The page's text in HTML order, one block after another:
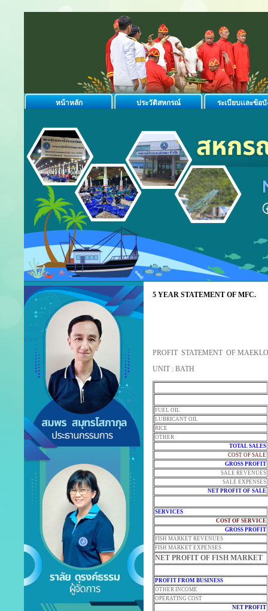
หน้าหลัก ประวัติสหกรณ์ ระเบียบเเละข้อ
5 YEAR STATEMENT OF MFC.
PROFIT STATEMENT OF
UNIT : BATH
FUEL OIL
LUBRICANT OIL
RICE
OTHER
TOTAL SALES
COST OF SALE
GROSS PROFIT
SALE REVENUES
SALE EXPENSES
NET PROFIT OF SALE
SERVICES
COST OF SERVICE
GROSS PROFIT
FISH MARKET REVENUES
FISH MARKET EXPENSES
NET PROFIT OF FISH MARKET
PROFIT FROM BUSINESS
OTHER INCOME
OPERATING COST
NET PROFIT